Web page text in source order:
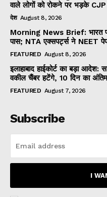
वाले लोगों को रोकने पर भड़के
देश August 8, 2026
Morning News Brief: भारत
पास; NTA एक्सपर्ट्स ने NEET
FEATURED August 8, 2026
इलाहाबाद हाईकोर्ट का बड़ा
वकील चैंबर हटेंगे, 10 दिन का अंतिम
FEATURED August 7, 2026
Subscribe
I